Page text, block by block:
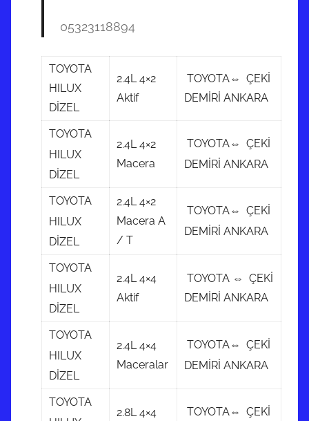
05323118894
TOYOTA
HILUX
DİZEL
2.4L 4×2
Aktif
TOYOTA⇔ ÇEKİ
DEMİRİ ANKARA
TOYOTA
HILUX
DİZEL
2.4L 4×2
Macera
TOYOTA⇔ ÇEKİ
DEMİRİ ANKARA
TOYOTA
HILUX
DİZEL
2.4L 4×2
Macera A
/ T
TOYOTA⇔ ÇEKİ
DEMİRİ ANKARA
TOYOTA
HILUX
DİZEL
2.4L 4×4
Aktif
TOYOTA ⇔ ÇEKİ
DEMİRİ ANKARA
TOYOTA
HILUX
DİZEL
2.4L 4×4
Maceralar
TOYOTA⇔ ÇEKİ
DEMİRİ ANKARA
TOYOTA
2.8L 4×4
TOYOTA⇔ ÇEKİ